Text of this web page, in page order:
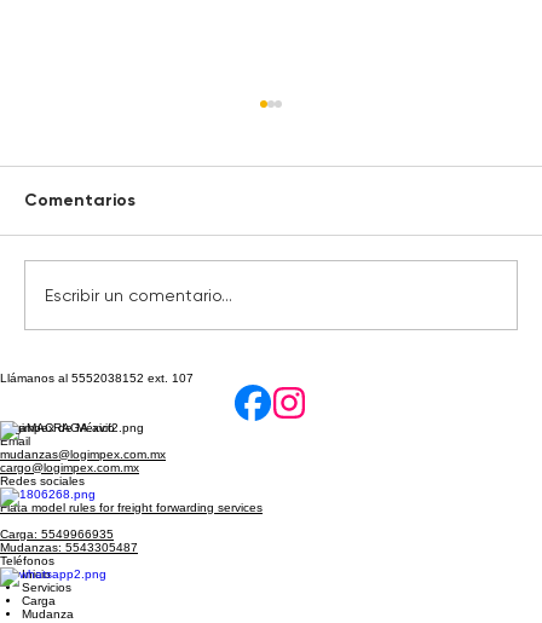
Documents Required to Export from
Mexico | Complete Export
Documentation Guide
Logimpex de México
Email
mudanzas@logimpex.com.mx
cargo@logimpex.com.mx
Redes sociales
Fiata model rules for freight forwarding services
Carga: 5549966935
Mudanzas: 5543305487
Teléfonos
Inicio
Servicios